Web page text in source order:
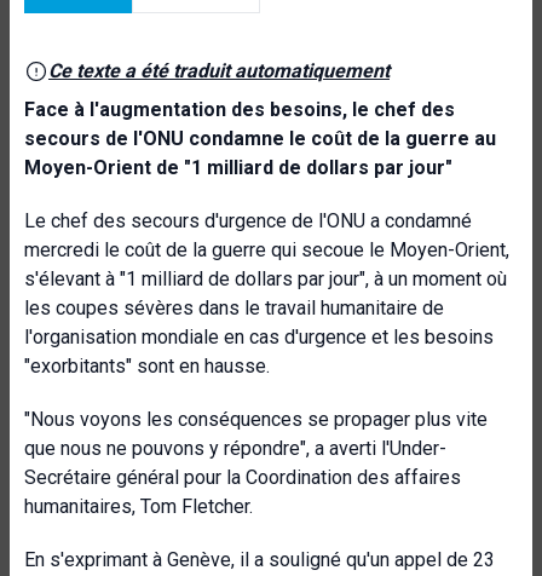
Ce texte a été traduit automatiquement
Face à l'augmentation des besoins, le chef des
secours de l'ONU condamne le coût de la guerre au
Moyen-Orient de "1 milliard de dollars par jour"
Le chef des secours d'urgence de l'ONU a condamné
mercredi le coût de la guerre qui secoue le Moyen-Orient,
s'élevant à "1 milliard de dollars par jour", à un moment où
les coupes sévères dans le travail humanitaire de
l'organisation mondiale en cas d'urgence et les besoins
"exorbitants" sont en hausse.
"Nous voyons les conséquences se propager plus vite
que nous ne pouvons y répondre", a averti l'Under-
Secrétaire général pour la Coordination des affaires
humanitaires, Tom Fletcher.
En s'exprimant à Genève, il a souligné qu'un appel de 23